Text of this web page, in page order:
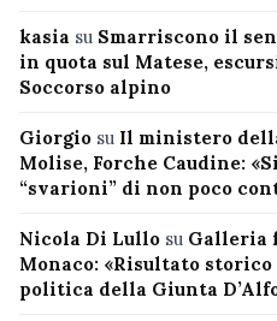
kasia su Smarriscono il
in quota sul Matese,
Soccorso alpino
Giorgio su Il ministero
Molise, Forche Caudine:
“svarioni” di non poco
Nicola Di Lullo su Galleria
Monaco: «Risultato
politica della Giunta